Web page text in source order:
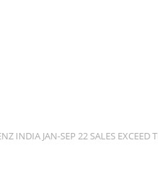
INDIA JAN-SEP 22 SALES EXCEED